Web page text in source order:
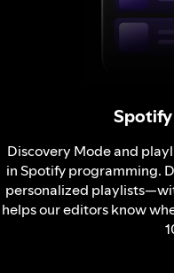
Discovery Mode and
in Spotify programming.
personalized
helps our editors know